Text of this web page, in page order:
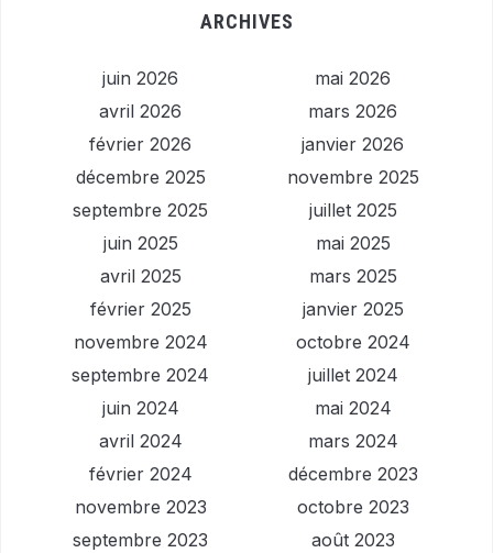
ARCHIVES
juin 2026
mai 2026
avril 2026
mars 2026
février 2026
janvier 2026
décembre 2025
novembre 2025
septembre 2025
juillet 2025
juin 2025
mai 2025
avril 2025
mars 2025
février 2025
janvier 2025
novembre 2024
octobre 2024
septembre 2024
juillet 2024
juin 2024
mai 2024
avril 2024
mars 2024
février 2024
décembre 2023
novembre 2023
octobre 2023
septembre 2023
août 2023